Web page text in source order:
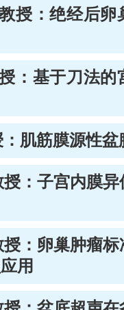
授：绝经后
：基于刀法
肌筋膜源性
授：子宫内膜
授：卵巢肿瘤
用